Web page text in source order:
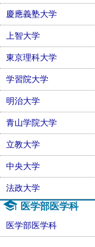
慶應義塾大学
上智大学
東京理科大学
学習院大学
明治大学
青山学院大学
立教大学
中央大学
法政大学
医学部医学科
医学部医学科